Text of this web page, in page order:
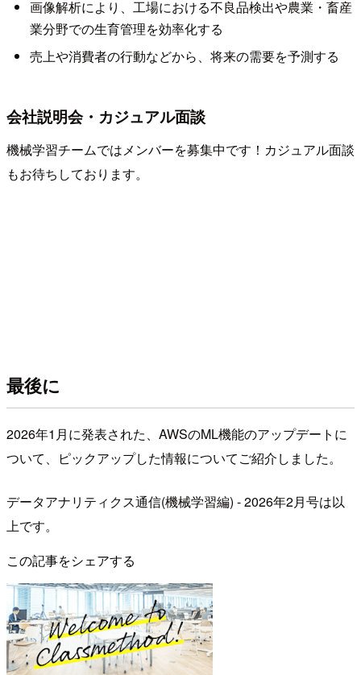
画像解析により、工場における不良品検出や農業・畜産
業分野での生育管理を効率化する
売上や消費者の行動などから、将来の需要を予測する
会社説明会・カジュアル面談
機械学習チームではメンバーを募集中です！カジュアル面談
もお待ちしております。
最後に
2026年1月に発表された、AWSのML機能のアップデートに
ついて、ピックアップした情報についてご紹介しました。
データアナリティクス通信(機械学習編) - 2026年2月号は以
上です。
この記事をシェアする